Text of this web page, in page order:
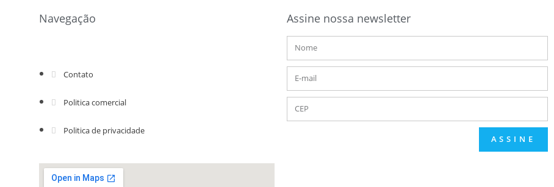
Navegação
Contato
Politica comercial
Politica de privacidade
Assine nossa newsletter
ASSINE